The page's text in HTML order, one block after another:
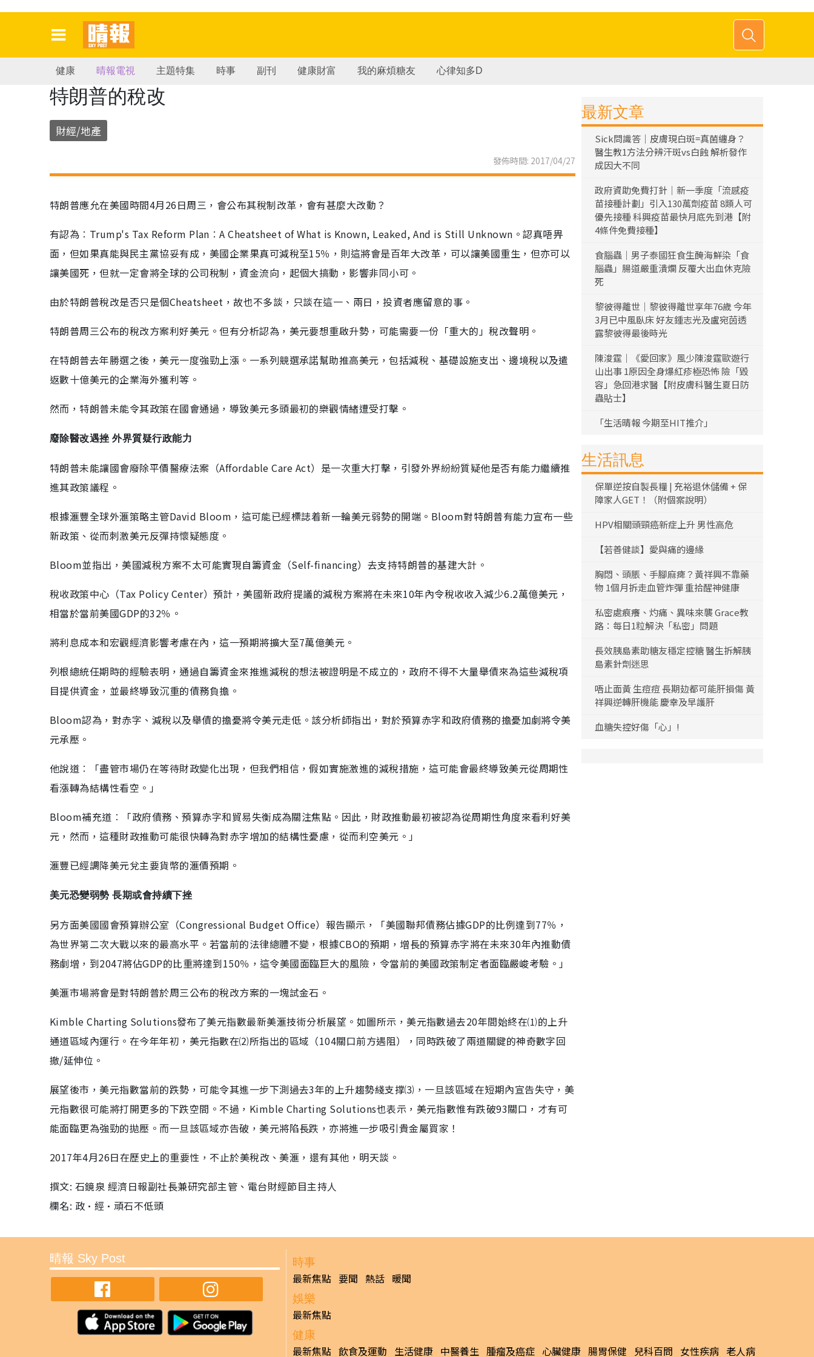
健康 晴報電視 主題特集 時事 副刊 健康財富 我的麻煩糖友 心律知多D
特朗普的稅改
財經/地產
發佈時間: 2017/04/27
特朗普應允在美國時間4月26日周三，會公布其稅制改革，會有甚麼大改動？
有認為︰Trump's Tax Reform Plan︰A Cheatsheet of What is Known, Leaked, And is Still Unknown。認真唔畀
面，但如果真能與民主黨協妥有成，美國企業果真可減稅至15％，則這將會是百年大改革，可以讓美國重生，但亦可以
讓美國死，但就一定會將全球的公司稅制，資金流向，起個大搞動，影響非同小可。
由於特朗普稅改是否只是個Cheatsheet，故也不多談，只談在這一、兩日，投資者應留意的事。
特朗普周三公布的稅改方案利好美元。但有分析認為，美元要想重啟升勢，可能需要一份「重大的」稅改聲明。
在特朗普去年勝選之後，美元一度強勁上漲。一系列競選承諾幫助推高美元，包括減稅、基礎設施支出、邊境稅以及遣
返數十億美元的企業海外獲利等。
然而，特朗普未能令其政策在國會通過，導致美元多頭最初的樂觀情緒遭受打擊。
廢除醫改遇挫 外界質疑行政能力
特朗普未能讓國會廢除平價醫療法案（Affordable Care Act）是一次重大打擊，引發外界紛紛質疑他是否有能力繼續推
進其政策議程。
根據滙豐全球外滙策略主管David Bloom，這可能已經標誌着新一輪美元弱勢的開端。Bloom對特朗普有能力宣布一些
新政策、從而刺激美元反彈持懷疑態度。
Bloom並指出，美國減稅方案不太可能實現自籌資金（Self-financing）去支持特朗普的基建大計。
稅收政策中心（Tax Policy Center）預計，美國新政府提議的減稅方案將在未來10年內令稅收收入減少6.2萬億美元，
相當於當前美國GDP的32％。
將利息成本和宏觀經濟影響考慮在內，這一預期將擴大至7萬億美元。
列根總統任期時的經驗表明，通過自籌資金來推進減稅的想法被證明是不成立的，政府不得不大量舉債來為這些減稅項
目提供資金，並最終導致沉重的債務負擔。
Bloom認為，對赤字、減稅以及舉債的擔憂將令美元走低。該分析師指出，對於預算赤字和政府債務的擔憂加劇將令美
元承壓。
他說道︰「盡管市場仍在等待財政變化出現，但我們相信，假如實施激進的減稅措施，這可能會最終導致美元從周期性
看漲轉為結構性看空。」
Bloom補充道︰「政府債務、預算赤字和貿易失衡成為關注焦點。因此，財政推動最初被認為從周期性角度來看利好美
元，然而，這種財政推動可能很快轉為對赤字增加的結構性憂慮，從而利空美元。」
滙豐已經調降美元兌主要貨幣的滙價預期。
美元恐變弱勢 長期或會持續下挫
另方面美國國會預算辦公室（Congressional Budget Office）報告顯示，「美國聯邦債務佔據GDP的比例達到77％，
為世界第二次大戰以來的最高水平。若當前的法律總體不變，根據CBO的預期，增長的預算赤字將在未來30年內推動債
務劇增，到2047將佔GDP的比重將達到150％，這令美國面臨巨大的風險，令當前的美國政策制定者面臨嚴峻考驗。」
美滙市場將會是對特朗普於周三公布的稅改方案的一塊試金石。
Kimble Charting Solutions發布了美元指數最新美滙技術分析展望。如圖所示，美元指數過去20年間始終在⑴的上升
通道區域內運行。在今年年初，美元指數在⑵所指出的區域（104關口前方遇阻），同時跌破了兩道關鍵的神奇數字回
撤/延伸位。
展望後市，美元指數當前的跌勢，可能令其進一步下測過去3年的上升趨勢綫支撑⑶，一旦該區域在短期內宣告失守，美
元指數很可能將打開更多的下跌空間。不過，Kimble Charting Solutions也表示，美元指數惟有跌破93關口，才有可
能面臨更為強勁的拋壓。而一旦該區域亦告破，美元將陷長跌，亦將進一步吸引貴金屬買家！
2017年4月26日在歷史上的重要性，不止於美稅改、美滙，還有其他，明天談。
撰文: 石鏡泉 經濟日報副社長兼研究部主管、電台財經節目主持人
欄名: 政•經•頑石不低頭
最新文章
Sick問識答｜皮膚現白斑=真菌纏身？
醫生教1方法分辨汗斑vs白蝕 解析發作
成因大不同
政府資助免費打針｜新一季度「流感疫
苗接種計劃」引入130萬劑疫苗 8類人可
優先接種 科興疫苗最快月底先到港【附
4條件免費接種】
食腦蟲｜男子泰國狂食生醃海鮮染「食
腦蟲」腸道嚴重潰爛 反覆大出血休克險
死
黎彼得離世｜黎彼得離世享年76歲 今年
3月已中風臥床 好友鍾志光及盧宛茵透
露黎彼得最後時光
陳浚霆｜《愛回家》風少陳浚霆歐遊行
山出事 1原因全身爆紅疹極恐怖 險「毀
容」急回港求醫【附皮膚科醫生夏日防
蟲貼士】
「生活晴報 今期至HIT推介」
生活訊息
保單逆按自製長糧 | 充裕退休儲備 + 保
障家人GET！（附個案說明）
HPV相關頭頸癌新症上升 男性高危
【若善健談】愛與痛的邊緣
胸悶、頭脹、手腳麻痺？黃祥興不靠藥
物 1個月拆走血管炸彈 重拾醒神健康
私密處痕癢、灼痛、異味來襲 Grace教
路：每日1粒解決「私密」問題
長效胰島素助糖友穩定控糖 醫生拆解胰
島素針劑迷思
唔止面黃 生痘痘 長期攰都可能肝損傷 黃
祥興逆轉肝機能 慶幸及早護肝
血糖失控好傷「心」!
晴報 Sky Post 時事
最新焦點 要聞 熱話 暖聞
娛樂
最新焦點
健康
最新焦點 飲食及運動 生活健康 中醫養生 腫瘤及癌症 心臟健康 腸胃保健 兒科百問 女性疾病 老人病